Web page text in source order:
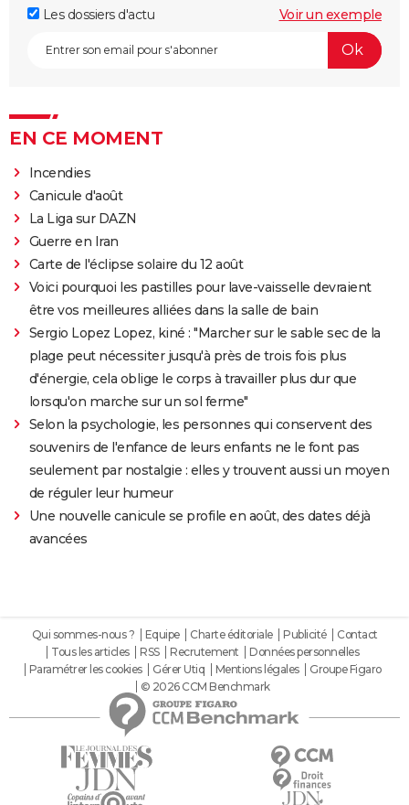
Les dossiers d'actu
Voir un exemple
EN CE MOMENT
Incendies
Canicule d'août
La Liga sur DAZN
Guerre en Iran
Carte de l'éclipse solaire du 12 août
Voici pourquoi les pastilles pour lave-vaisselle devraient
être vos meilleures alliées dans la salle de bain
Sergio Lopez Lopez, kiné : "Marcher sur le sable sec de la
plage peut nécessiter jusqu'à près de trois fois plus
d'énergie, cela oblige le corps à travailler plus dur que
lorsqu'on marche sur un sol ferme"
Selon la psychologie, les personnes qui conservent des
souvenirs de l'enfance de leurs enfants ne le font pas
seulement par nostalgie : elles y trouvent aussi un moyen
de réguler leur humeur
Une nouvelle canicule se profile en août, des dates déjà
avancées
Qui sommes-nous ? Equipe Charte éditoriale Publicité
Contact
Tous les articles
RSS Recrutement
Données personnelles
Paramétrer les cookies
Gérer Utiq Mentions légales
Groupe Figaro
© 2026 CCM Benchmark